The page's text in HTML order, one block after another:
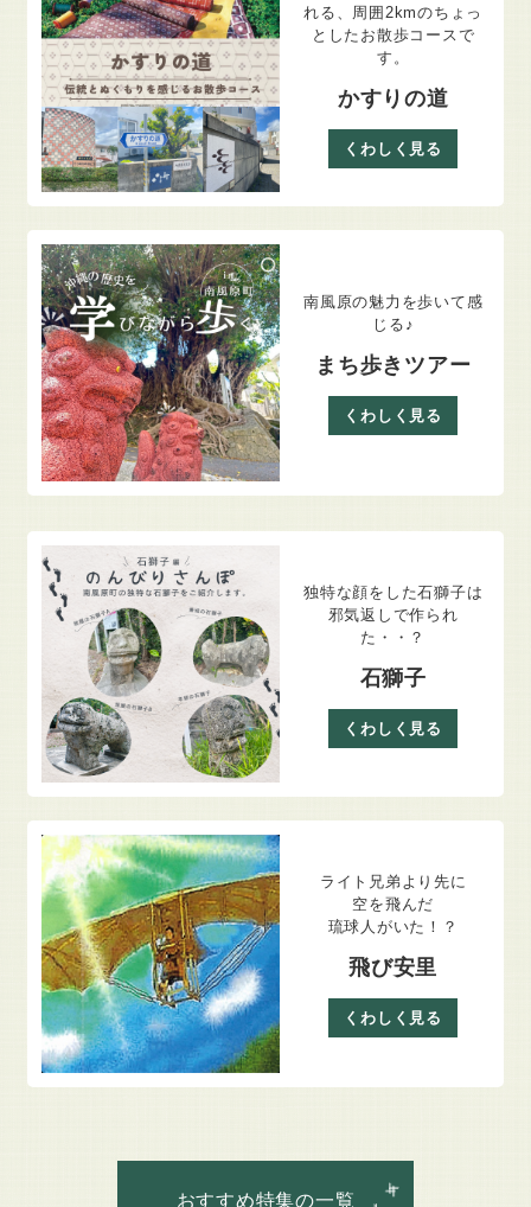
れる、周囲2kmのちょっ
としたお散歩コースで
す。
かすりの道
くわしく見る
南風原の魅力を歩いて感
じる♪
まち歩きツアー
くわしく見る
独特な顔をした石獅子は
邪気返しで作られ
た・・？
石獅子
くわしく見る
ライト兄弟より先に
空を飛んだ
琉球人がいた！？
飛び安里
くわしく見る
おすすめ特集の一覧